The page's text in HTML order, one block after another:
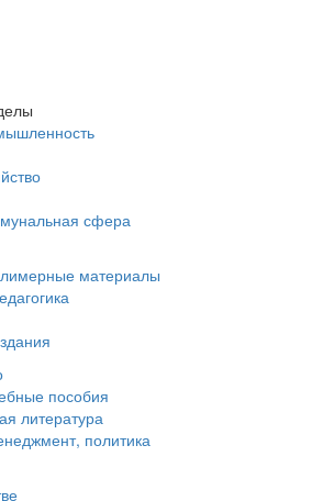
сфера
материалы
пособия
литература
политика